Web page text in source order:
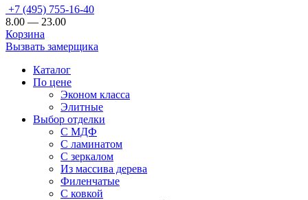
+7 (495) 755-16-40
8.00 — 23.00
Корзина
Вызвать замерщика
Каталог
По цене
Эконом класса
Элитные
Выбор отделки
С МДФ
С ламинатом
С зеркалом
Из массива дерева
Филенчатые
С ковкой